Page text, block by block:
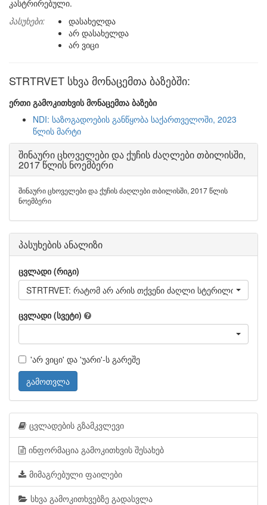
კასტრირებული.
პასუხები:
დასახელდა
არ დასახელდა
არ ვიცი
STRTRVET სხვა მონაცემთა ბაზებში:
ერთი გამოკითხვის მონაცემთა ბაზები
NDI: საზოგადოების განწყობა საქართველოში, 2023
წლის მარტი
შინაური ცხოველები და ქუჩის ძაღლები თბილისში,
2017 წლის ნოემბერი
შინაური ცხოველები და ქუჩის ძაღლები თბილისში, 2017 წლის
ნოემბერი
პასუხების ანალიზი
ცვლადი (რიგი)
STRTRVET: რატომ არ არის თქვენი ძაღლი
ცვლადი (სვეტი)
'არ ვიცი' და 'უარი'-ს გარეშე
გამოთვლა
ცვლადების გზამკვლევი
ინფორმაცია გამოკითხვის შესახებ
მიმაგრებული ფაილები
სხვა გამოკითხვებზე გადასვლა